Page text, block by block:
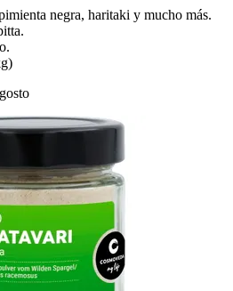
negra, haritaki y mucho más.